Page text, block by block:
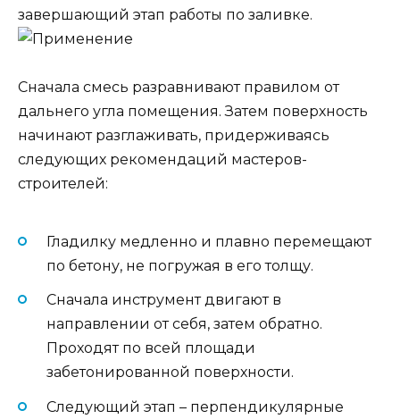
завершающий этап работы по заливке.
Сначала смесь разравнивают правилом от
дальнего угла помещения. Затем поверхность
начинают разглаживать, придерживаясь
следующих рекомендаций мастеров-
строителей:
Гладилку медленно и плавно перемещают
по бетону, не погружая в его толщу.
Сначала инструмент двигают в
направлении от себя, затем обратно.
Проходят по всей площади
забетонированной поверхности.
Следующий этап – перпендикулярные